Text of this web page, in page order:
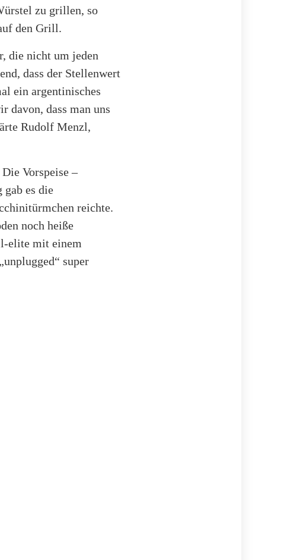
zu grillen, so
den Grill.
die nicht um jeden
dass der Stellenwert
ein argentinisches
davon, dass man uns
Rudolf Menzl,
Vorspeise –
gab es die
reichte.
noch heiße
elite mit einem
super